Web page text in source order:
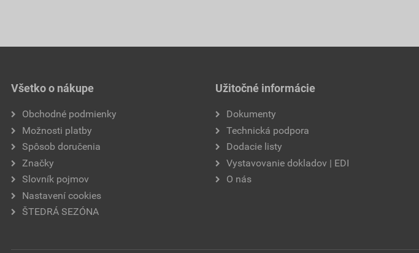
Všetko o nákupe
Obchodné podmienky
Možnosti platby
Spôsob doručenia
Značky
Slovník pojmov
Nastavení cookies
ŠTEDRÁ SEZÓNA
Užitočné informácie
Dokumenty
Technická podpora
Dodacie listy
Vystavovanie dokladov | EDI
O nás